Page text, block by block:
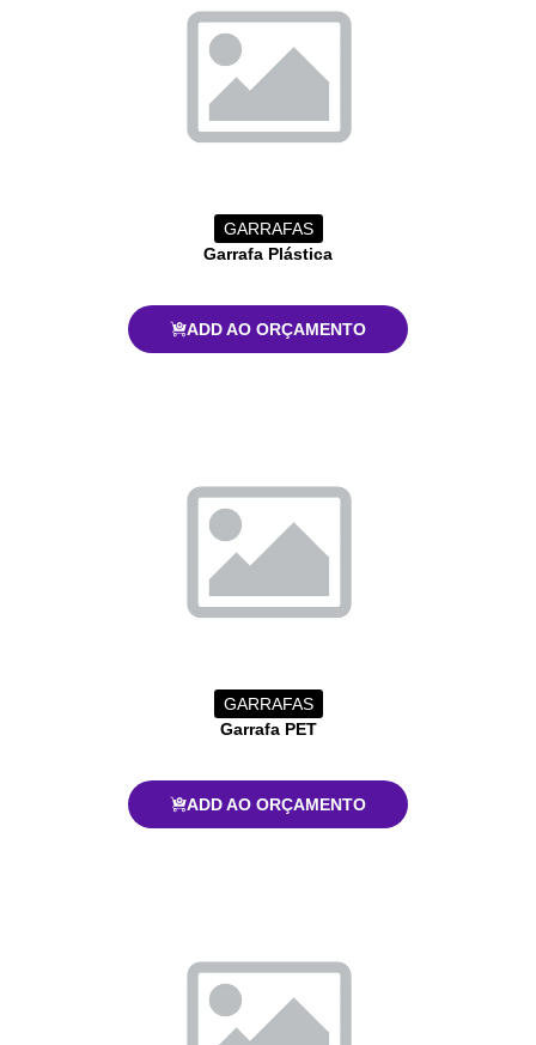
GARRAFAS
Garrafa Plástica
ADD AO ORÇAMENTO
GARRAFAS
Garrafa PET
ADD AO ORÇAMENTO